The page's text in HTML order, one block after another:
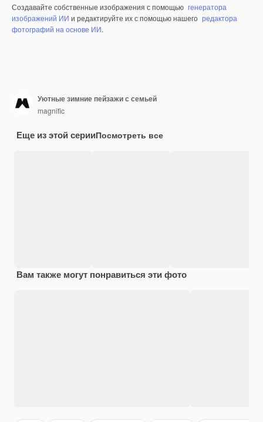
Создавайте собственные изображения с помощью генератора
изображений ИИ и редактируйте их с помощью нашего редактора
фотографий на основе ИИ.
Уютные зимние пейзажи с семьей
magnific
Еще из этой серииПосмотреть все
Вам также могут понравиться эти фото